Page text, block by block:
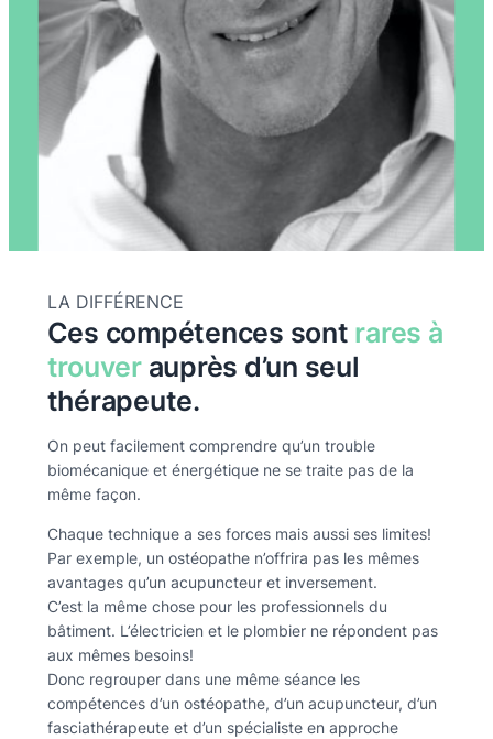
LA DIFFÉRENCE
Ces compétences sont rares à
trouverauprès d’un seul
thérapeute.
On peut facilement comprendre qu’un trouble
biomécanique et énergétique ne se traite pas de la
même façon.
Chaque technique a ses forces mais aussi ses limites!
Par exemple, un ostéopathe n’offrira pas les mêmes
avantages qu’un acupuncteur et inversement.
C’est la même chose pour les professionnels du
bâtiment. L’électricien et le plombier ne répondent pas
aux mêmes besoins!
Donc regrouper dans une même séance les
compétences d’un ostéopathe, d’un acupuncteur, d’un
fasciathérapeute et d’un spécialiste en approche